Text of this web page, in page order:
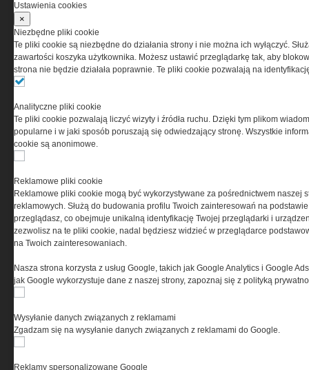
PRYWATNOŚĆ
w celu świadczenia usług na najwyższym poziomie,
w tym w sposób dostosowany do indywidualnych potrzeb.
Korzystanie z witryny bez zmiany ustawień dotyczących
cookies oznacza, że będą one zamieszczane w Twoim
cookies. Nim Państwo zaczną korzystać z naszego
serwisu prosimy o zapoznanie się z nasząpolityką
prywatności orazinformacją o cookies.
Copyright © 2004-2019 Grupa MEDIUM Spółka z ograniczoną odpowiedzialnością
Spółka komandytowa, nr KRS: 0000537655. Wszelkie prawa, w tym Autora,
Wydawcy i Producenta bazy danych zastrzeżone. Jakiekolwiek dalsze
Ustawienia cookies
×
Niezbędne pliki cookie
Te pliki cookie są niezbędne do działania strony i nie można ich wyłączyć.
zawartości koszyka użytkownika. Możesz ustawić przeglądarkę tak, aby
strona nie będzie działała poprawnie. Te pliki cookie pozwalają na
Analityczne pliki cookie
Te pliki cookie pozwalają liczyć wizyty i źródła ruchu. Dzięki tym plikom
popularne i w jaki sposób poruszają się odwiedzający stronę. Wszystkie
cookie są anonimowe.
Reklamowe pliki cookie
Reklamowe pliki cookie mogą być wykorzystywane za pośrednictwem naszej
reklamowych. Służą do budowania profilu Twoich zainteresowań na
przeglądasz, co obejmuje unikalną identyfikację Twojej przeglądarki i
zezwolisz na te pliki cookie, nadal będziesz widzieć w przeglądarce
na Twoich zainteresowaniach.
Nasza strona korzysta z usług Google, takich jak Google Analytics i Google
jak Google wykorzystuje dane z naszej strony, zapoznaj się z polityką
Wysyłanie danych związanych z reklamami
Zgadzam się na wysyłanie danych związanych z reklamami do Google.
Reklamy spersonalizowane Google